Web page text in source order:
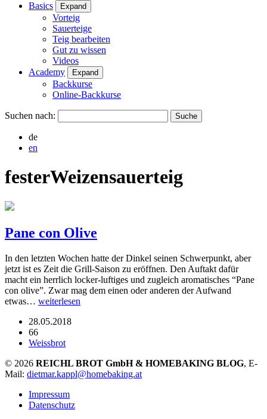
Basics
Expand
Vorteig
Sauerteige
Teig bearbeiten
Gut zu wissen
Videos
Academy
Expand
Backkurse
Online-Backkurse
Suchen nach:
de
en
festerWeizensauerteig
Pane con Olive
In den letzten Wochen hatte der Dinkel seinen Schwerpunkt, aber
jetzt ist es Zeit die Grill-Saison zu eröffnen. Den Auftakt dafür
macht ein herrlich locker-luftiges und zugleich aromatisches “Pane
con olive”. Zwar mag dem einen oder anderen der Aufwand
etwas… weiterlesen
28.05.2018
66
Weissbrot
© 2026 REICHL BROT GmbH & HOMEBAKING BLOG, E-
Mail: dietmar.kappl@homebaking.at
Impressum
Datenschutz